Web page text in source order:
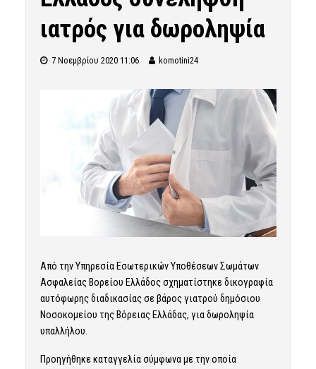
ιατρός για δωροληψία
7 Νοεμβρίου 2020 11:06 komotini24
Από την Υπηρεσία Εσωτερικών Υποθέσεων Σωμάτων
Ασφαλείας Βορείου Ελλάδος σχηματίστηκε δικογραφία
αυτόφωρης διαδικασίας σε βάρος γιατρού δημόσιου
Νοσοκομείου της Βόρειας Ελλάδας, για δωροληψία
υπαλλήλου.
Προηγήθηκε καταγγελία σύμφωνα με την οποία